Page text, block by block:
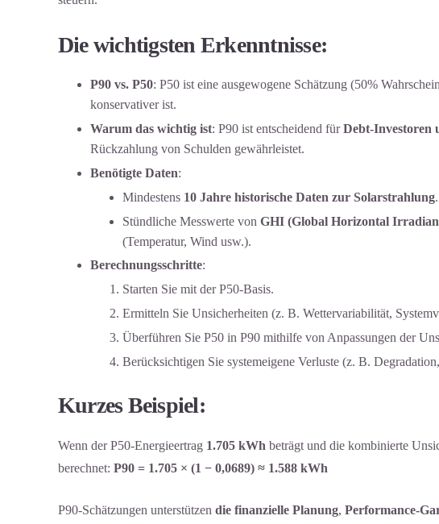
Die wichtigsten Erkenntnisse:
P90 vs. P50: P50 ist eine ausgewogene Schätzung (50%
konservativer ist.
Warum das wichtig ist: P90 ist entscheidend fürDebt-Investoren
Rückzahlung von Schulden gewährleistet.
Benötigte Daten:
Mindestens 10 Jahre historische Daten zur Solarstrahlung.
Stündliche Messwerte von GHI (Global Horizontal
(Temperatur, Wind usw.).
Berechnungsschritte:
Starten Sie mit der P50-Basis.
Ermitteln Sie Unsicherheiten (z. B. Wettervariabilität,
Überführen Sie P50 in P90 mithilfe von Anpassungen der
Berücksichtigen Sie systemeigene Verluste (z. B.
Kurzes Beispiel:
Wenn der P50-Energieertrag 1.705 kWh beträgt und die kombinierte
berechnet: P90 = 1.705 × (1 − 0,0689) ≈ 1.588 kWh
P90-Schätzungen unterstützen die finanzielle Planung, Performance-